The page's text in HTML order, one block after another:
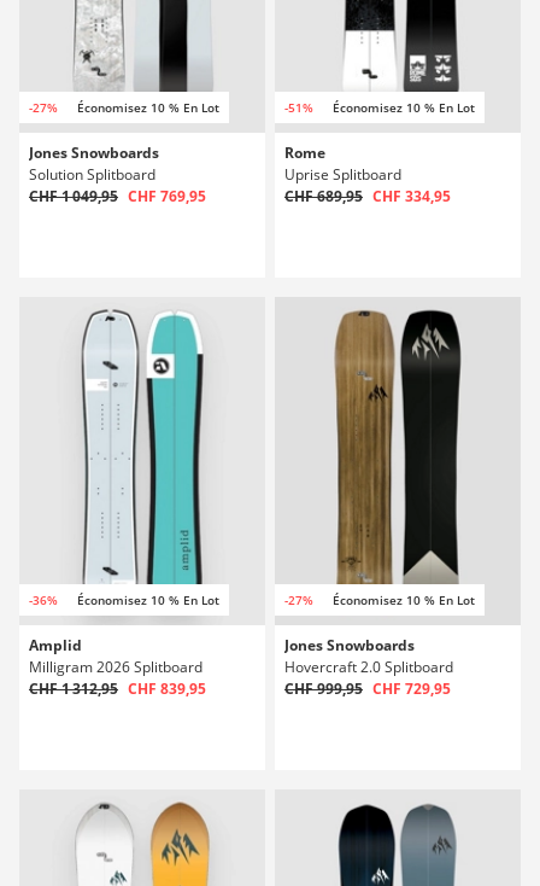
-27% Économisez 10 % En Lot
Jones Snowboards
Solution Splitboard
CHF 1 049,95 CHF 769,95
-51% Économisez 10 % En Lot
Rome
Uprise Splitboard
CHF 689,95 CHF 334,95
-36% Économisez 10 % En Lot
Amplid
Milligram 2026 Splitboard
CHF 1 312,95 CHF 839,95
-27% Économisez 10 % En Lot
Jones Snowboards
Hovercraft 2.0 Splitboard
CHF 999,95 CHF 729,95